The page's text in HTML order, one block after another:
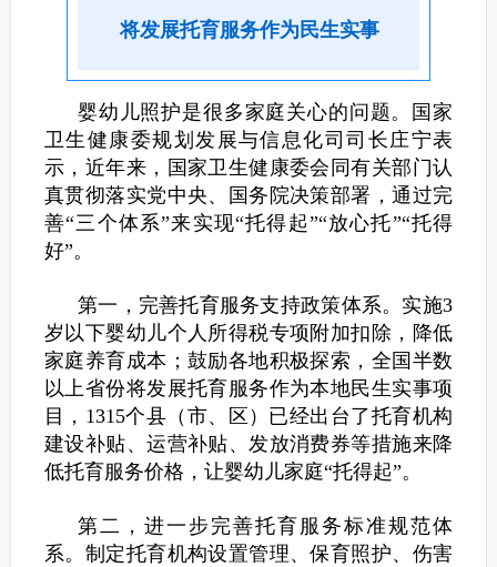
将发展托育服务作为民生实事
婴幼儿照护是很多家庭关心的问题。国家
卫生健康委规划发展与信息化司司长庄宁表
示，近年来，国家卫生健康委会同有关部门认
真贯彻落实党中央、国务院决策部署，通过完
善“三个体系”来实现“托得起”“放心托”“托得
好”。
第一，完善托育服务支持政策体系。实施3
岁以下婴幼儿个人所得税专项附加扣除，降低
家庭养育成本；鼓励各地积极探索，全国半数
以上省份将发展托育服务作为本地民生实事项
目，1315个县（市、区）已经出台了托育机构
建设补贴、运营补贴、发放消费券等措施来降
低托育服务价格，让婴幼儿家庭“托得起”。
第二，进一步完善托育服务标准规范体
系。制定托育机构设置管理、保育照护、伤害